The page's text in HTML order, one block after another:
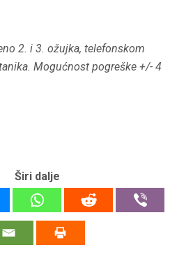
2. i 3. ožujka, telefonskom
Mogućnost pogreške +/- 4
Širi dalje